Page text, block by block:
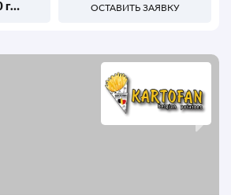
от 20 580 000 грн ОСТАВИТЬ ЗАЯВКУ